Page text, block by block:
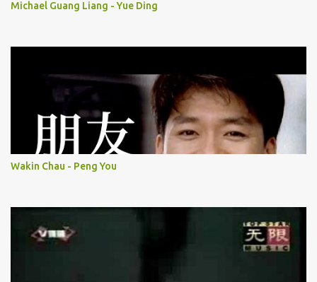
Michael Guang Liang - Yue Ding
Wakin Chau - Peng You